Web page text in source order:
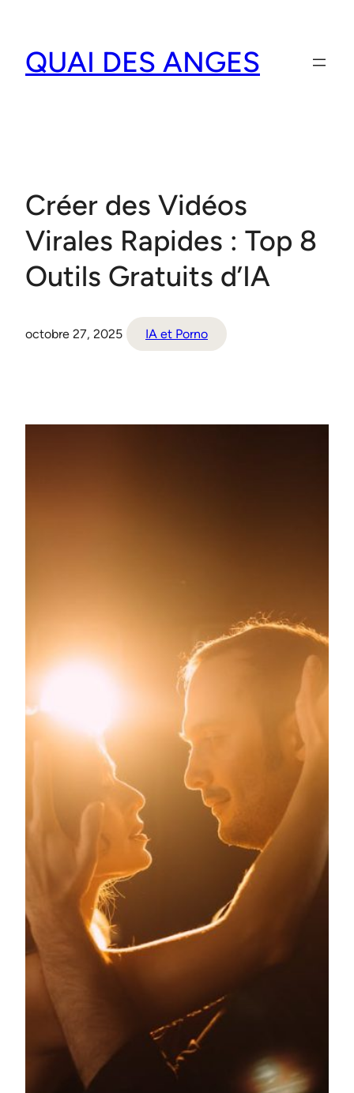
contenu
QUAI DES ANGES
Créer des Vidéos
Virales Rapides : Top 8
Outils Gratuits d’IA
octobre 27, 2025 IA et Porno